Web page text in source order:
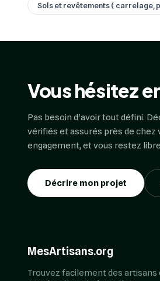
Sols et revêtements ( carrelage,
Vous hésitez
Pas besoin d'avoir tout défini.
vérifiés et assurés près de
engagement, et vous restez
Décrire mon projet
MesArtisans.org
Trouvez facilement des